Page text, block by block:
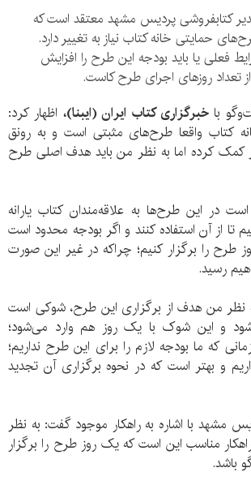
کتابفروشی پردیس مشهد معتقد است که
حمایتی خانه کتاب نیاز به تغییر دارد.
فعلی یا باید بودجه این طرح را افزایش
از تعداد روزهای اجرای طرح کاست.
با خبرگزاری کتاب ایران (ایبنا)، اظهار کرد:
کتاب واقعا طرح‌های مثبتی است و به رونق
کمک کرده اما به نظر من باید هدف اصلی طرح
در این طرح‌ها به علاقه‌مندان کتاب یارانه
تا از آن استفاده کنند و اگر بودجه محدود است
دو روز طرح را برگزار کنیم؛ چراکه در غیر این صورت
رسید.
نظر من هدف از برگزاری این طرح، شوکی است
و این شوک با یک روز هم وارد می‌شود؛
زمانی که ما بودجه لازم را برای این طرح نداریم؛
و بهتر است که در نحوه برگزاری آن تجدید
مشهد با اشاره به راهکار موجود گفت: به نظر
مناسب این است که یک روز طرح را برگزار
باشد.